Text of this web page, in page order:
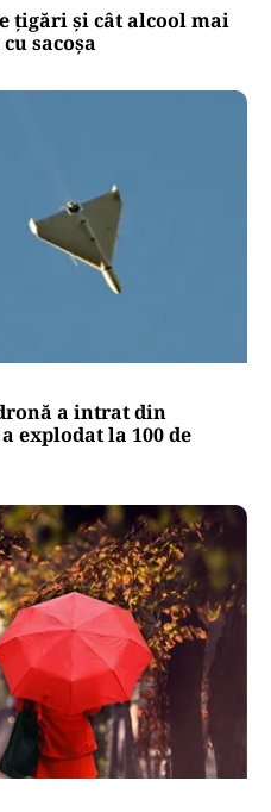
țigări și cât alcool mai
sacoșa
a intrat din
explodat la 100 de